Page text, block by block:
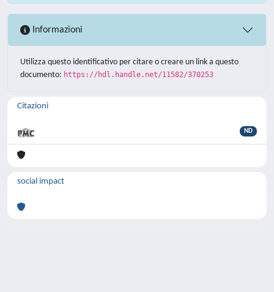
Informazioni
Utilizza questo identificativo per citare o creare un link a questo
documento: https://hdl.handle.net/11582/370253
Citazioni
ND
social impact